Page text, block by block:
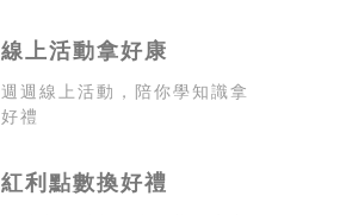
線上活動拿好康
週週線上活動，陪你學知識拿
好禮
紅利點數換好禮